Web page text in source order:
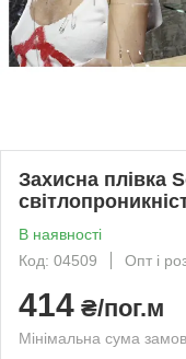
Захисна плівка
В наявності
Код: 04509
Опт і
414 ₴/пог.м
Мінімальна сума